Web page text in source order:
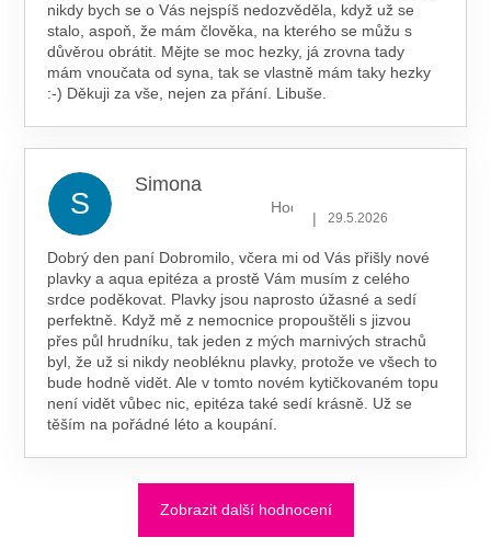
nikdy bych se o Vás nejspíš nedozvěděla, když už se
stalo, aspoň, že mám člověka, na kterého se můžu s
důvěrou obrátit. Mějte se moc hezky, já zrovna tady
mám vnoučata od syna, tak se vlastně mám taky hezky
:-) Děkuji za vše, nejen za přání. Libuše.
S
Simona
Hodnocení obchodu je 5 z 5
| 29.5.2026
Dobrý den paní Dobromilo, včera mi od Vás přišly nové
plavky a aqua epitéza a prostě Vám musím z celého
srdce poděkovat. Plavky jsou naprosto úžasné a sedí
perfektně. Když mě z nemocnice propouštěli s jizvou
přes půl hrudníku, tak jeden z mých marnivých strachů
byl, že už si nikdy neobléknu plavky, protože ve všech to
bude hodně vidět. Ale v tomto novém kytičkovaném topu
není vidět vůbec nic, epitéza také sedí krásně. Už se
těším na pořádné léto a koupání.
Zobrazit další hodnocení